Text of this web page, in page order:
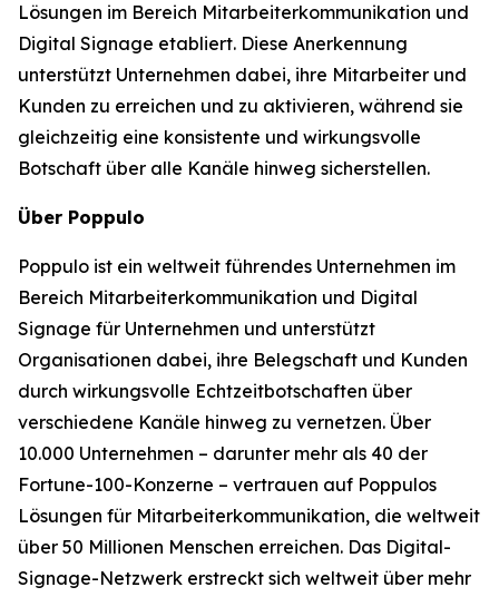
Lösungen im Bereich Mitarbeiterkommunikation und
Digital Signage etabliert. Diese Anerkennung
unterstützt Unternehmen dabei, ihre Mitarbeiter und
Kunden zu erreichen und zu aktivieren, während sie
gleichzeitig eine konsistente und wirkungsvolle
Botschaft über alle Kanäle hinweg sicherstellen.
Über Poppulo
Poppulo ist ein weltweit führendes Unternehmen im
Bereich Mitarbeiterkommunikation und Digital
Signage für Unternehmen und unterstützt
Organisationen dabei, ihre Belegschaft und Kunden
durch wirkungsvolle Echtzeitbotschaften über
verschiedene Kanäle hinweg zu vernetzen. Über
10.000 Unternehmen – darunter mehr als 40 der
Fortune-100-Konzerne – vertrauen auf Poppulos
Lösungen für Mitarbeiterkommunikation, die weltweit
über 50 Millionen Menschen erreichen. Das Digital-
Signage-Netzwerk erstreckt sich weltweit über mehr